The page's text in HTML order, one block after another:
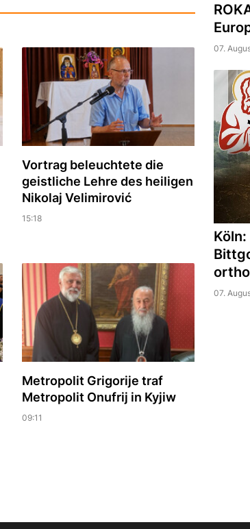
Vortrag beleuchtete die
geistliche Lehre des heiligen
Nikolaj Velimirović
15:18
Metropolit Grigorije traf
Metropolit Onufrij in Kyjiw
09:11
07.
07.